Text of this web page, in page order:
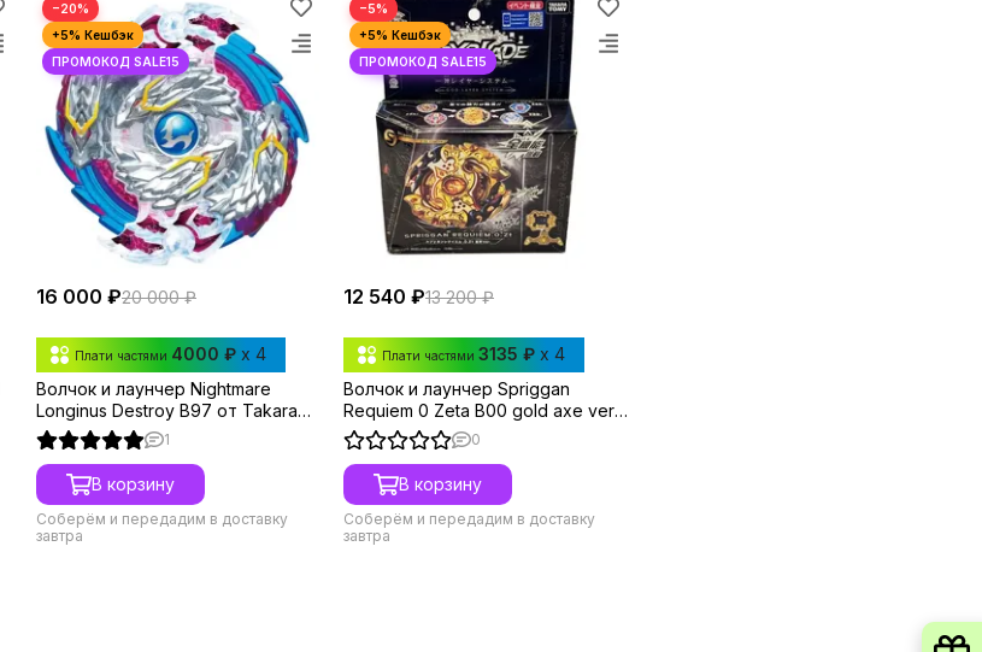
−20%
16 000 ₽20 000 ₽
Плати частями 4000 ₽ x 4
Волчок и лаунчер Nightmare
Longinus Destroy B97 от Takara
Tomy
1
В корзину
Соберём и передадим в доставку
завтра
−5%
12 540 ₽13 200 ₽
Плати частями 3135 ₽ x 4
Волчок и лаунчер Spriggan
Requiem 0 Zeta B00 gold axe ver.
от Takara Tomy0
В корзину
Соберём и передадим в доставку
завтра